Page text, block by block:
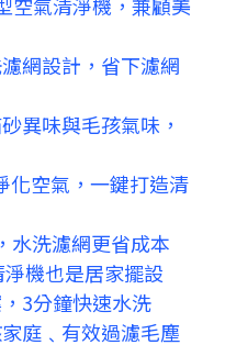
網設計，省下濾網
異味與毛孩氣味，
化空氣，一鍵打造清
水洗濾網更省成本
機也是居家擺設
3分鐘快速水洗
庭﹑有效過濾毛塵